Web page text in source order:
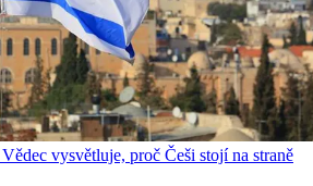
Vědec vysvětluje, proč Češi stojí na straně